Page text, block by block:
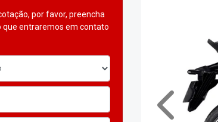
por favor, preencha
que entraremos em contato
Anterior